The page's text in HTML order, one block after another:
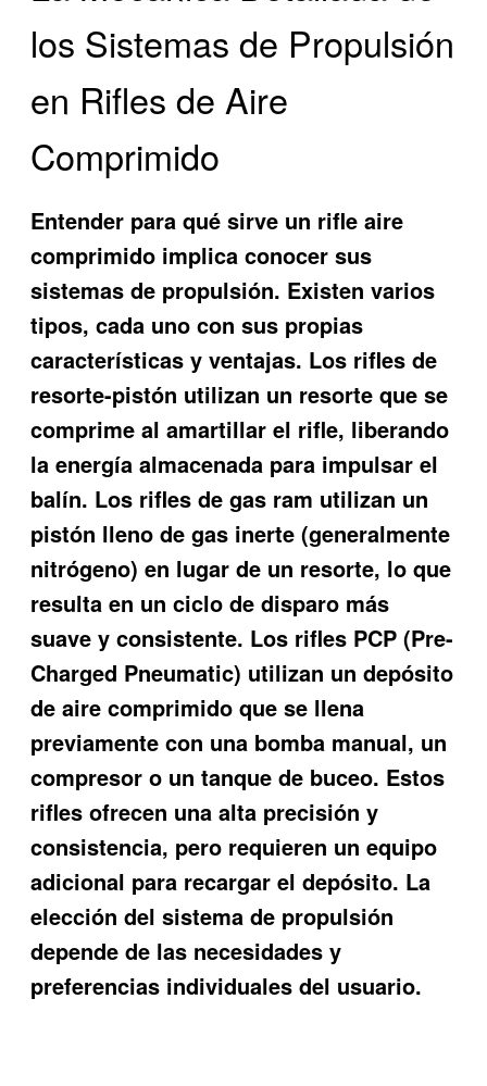
los Sistemas de Propulsión
en Rifles de Aire
Comprimido
Entender para qué sirve un rifle aire
comprimido implica conocer sus
sistemas de propulsión. Existen varios
tipos, cada uno con sus propias
características y ventajas. Los rifles de
resorte-pistón utilizan un resorte que se
comprime al amartillar el rifle, liberando
la energía almacenada para impulsar el
balín. Los rifles de gas ram utilizan un
pistón lleno de gas inerte (generalmente
nitrógeno) en lugar de un resorte, lo que
resulta en un ciclo de disparo más
suave y consistente. Los rifles PCP (Pre-
Charged Pneumatic) utilizan un depósito
de aire comprimido que se llena
previamente con una bomba manual, un
compresor o un tanque de buceo. Estos
rifles ofrecen una alta precisión y
consistencia, pero requieren un equipo
adicional para recargar el depósito. La
elección del sistema de propulsión
depende de las necesidades y
preferencias individuales del usuario.